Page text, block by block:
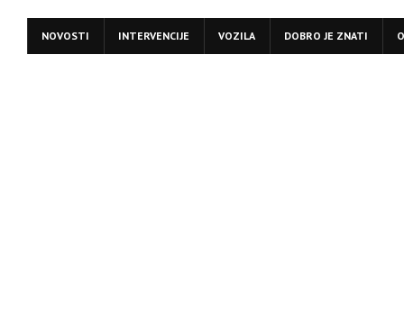
NOVOSTI INTERVENCIJE VOZILA DOBRO JE ZNATI